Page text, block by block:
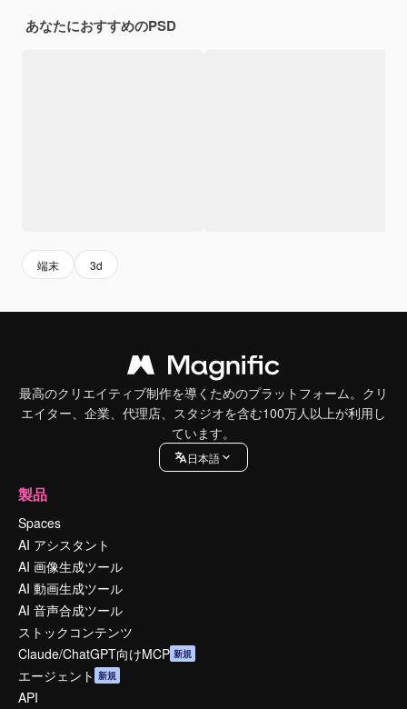
あなたにおすすめのPSD
端末 3d
最高のクリエイティブ制作を導くためのプラットフォーム。クリ
エイター、企業、代理店、スタジオを含む100万人以上が利用し
ています。
日本語
製品
Spaces
AI アシスタント
AI 画像生成ツール
AI 動画生成ツール
AI 音声合成ツール
ストックコンテンツ
Claude/ChatGPT向けMCP 新規
エージェント 新規
API